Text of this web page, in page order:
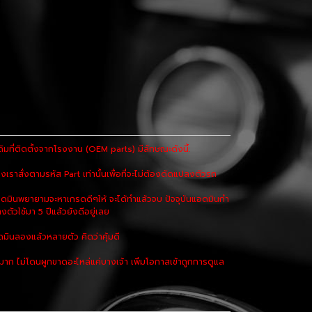
ที่ติดตั้งจากโรงงาน (OEM parts) มีลักษณะดังนี้:
าสั่งตามรหัส Part เท่านั้นเพื่อที่จะไม่ต้องดัดแปลงตัวรถ
พยายามจะหาเกรดดีๆให้ จะได้ทำแล้วจบ ปัจจุบันแอดมินกำ
ตัวใช้มา 5 ปีแล้วยังดีอยู่เลย
มินลองแล้วหลายตัว คิดว่าคุ้มดี
ไม่โดนผูกขาดอะไหล่แค่บางเจ้า เพิ่มโอกาสเข้าถูกการดูแล